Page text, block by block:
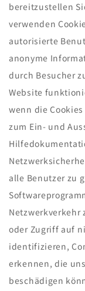
bereitzustellen
verwenden
autorisierte
anonyme
durch Besucher
Website
wenn die
zum Ein- und
alle Benutzer zu
oder Zugriff auf
identifizieren,
erkennen, die
beschädigen